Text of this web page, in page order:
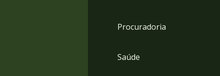
Procuradoria
Saúde